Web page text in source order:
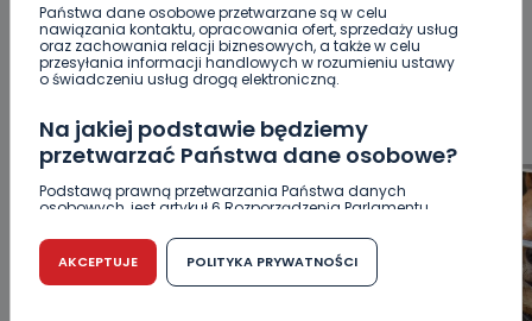
Państwa dane osobowe przetwarzane są w celu
nawiązania kontaktu, opracowania ofert, sprzedaży usług
oraz zachowania relacji biznesowych, a także w celu
przesyłania informacji handlowych w rozumieniu ustawy
o świadczeniu usług drogą elektroniczną.
Na jakiej podstawie będziemy
przetwarzać Państwa dane osobowe?
Podstawą prawną przetwarzania Państwa danych
osobowych, jest artykuł 6 Rozporządzenia Parlamentu
r. w sprawie ochrony osób fizycznych w związku z
przetwarzaniem danych osobowych w sprawie
swobodnego przepływu takich danych oraz uchylenia
dyrektywy 95/46/WE (RODO).
AKCEPTUJE POLITYKA PRYWATNOŚCI
KORONAWIRUS
KULTURA I ROZRYWKA LUDZIE
SYGNALE
OPINIE POLITYKA RELIGIA
SAMORZĄD
ŚRODOWISKO
WASZE INFO
WSZYSTKICH ŚWIĘTYCH